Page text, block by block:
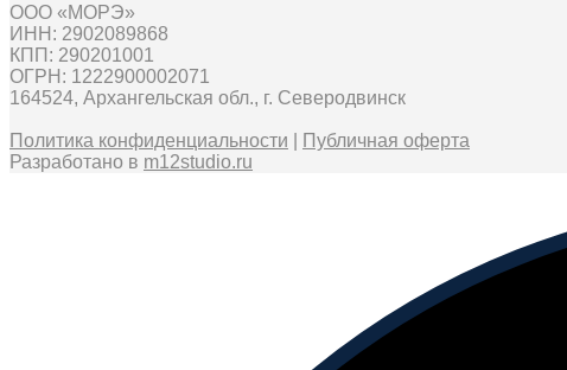
ООО «МОРЭ»
ИНН: 2902089868
КПП: 290201001
ОГРН: 1222900002071
164524, Архангельская обл., г. Северодвинск
Политика конфиденциальности
Публичная оферта
Разработано в m12studio.ru